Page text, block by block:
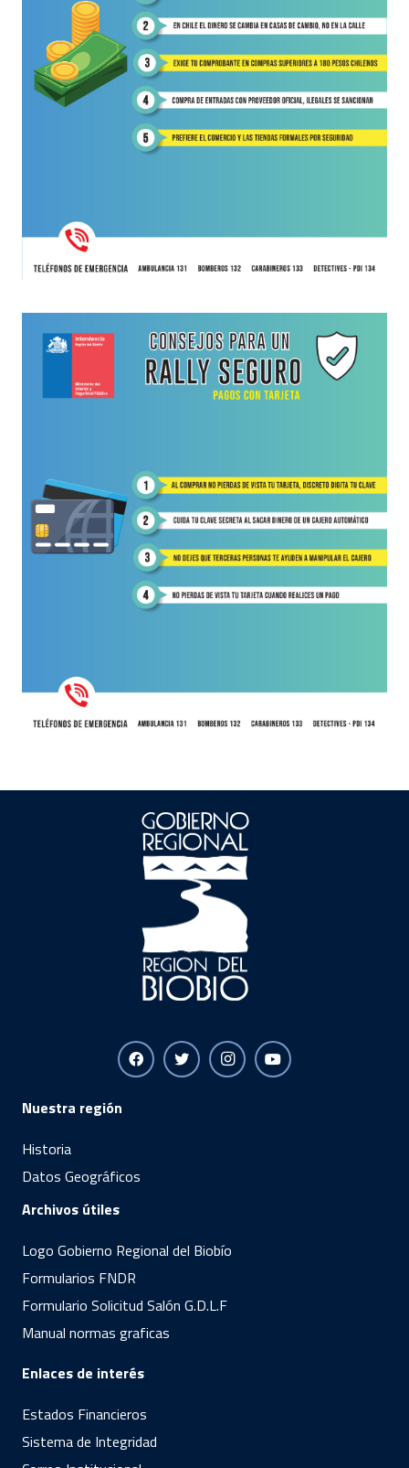
Nuestra región
Historia
Datos Geográficos
Archivos útiles
Logo Gobierno Regional del Biobío
Formularios FNDR
Formulario Solicitud Salón G.D.L.F
Manual normas graficas
Enlaces de interés
Estados Financieros
Sistema de Integridad